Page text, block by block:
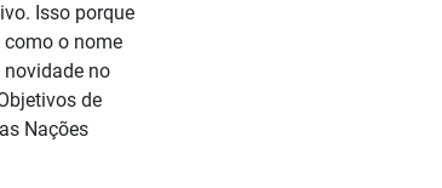
Isso porque
o nome
novidade no
de
Nações